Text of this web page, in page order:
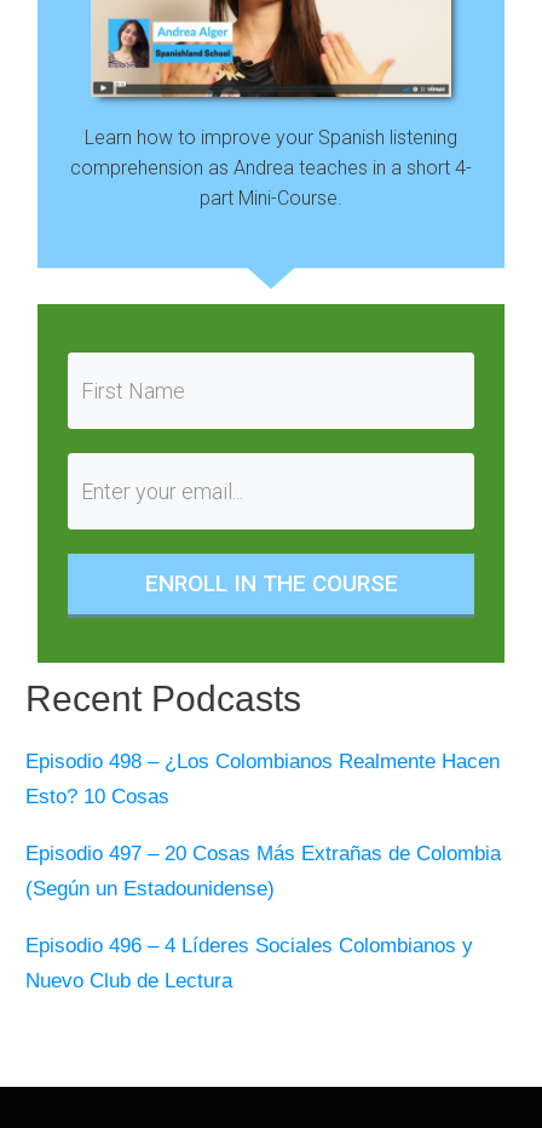
Learn how to improve your Spanish listening
comprehension as Andrea teaches in a short 4-
part Mini-Course.
ENROLL IN THE COURSE
Recent Podcasts
Episodio 498 – ¿Los Colombianos Realmente Hacen
Esto? 10 Cosas
Episodio 497 – 20 Cosas Más Extrañas de Colombia
(Según un Estadounidense)
Episodio 496 – 4 Líderes Sociales Colombianos y
Nuevo Club de Lectura